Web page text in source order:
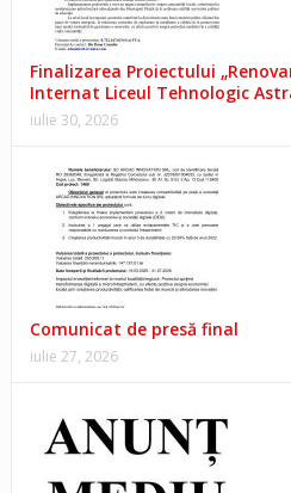
Finalizarea Proiectului
Internat Liceul Tehnologic
iulie 30, 2026
Comunicat de presă final
iulie 27, 2026